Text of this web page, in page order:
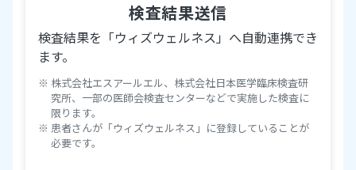
検査結果送信
検査結果を「ウィズウェルネス」へ自動連携でき
ます。
株式会社エスアールエル、株式会社日本医学臨床検査研
究所、一部の医師会検査センターなどで実施した検査に
限ります。
患者さんが「ウィズウェルネス」に登録していることが
必要です。